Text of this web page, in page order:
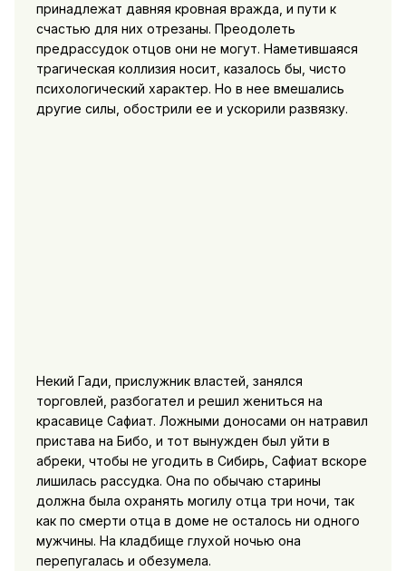
принадлежат давняя кровная вражда, и пути к
счастью для них отрезаны. Преодолеть
предрассудок отцов они не могут. Наметившаяся
трагическая коллизия носит, казалось бы, чисто
психологический характер. Но в нее вмешались
другие силы, обострили ее и ускорили развязку.
Некий Гади, прислужник властей, занялся
торговлей, разбогател и решил жениться на
красавице Сафиат. Ложными доносами он натравил
пристава на Бибо, и тот вынужден был уйти в
абреки, чтобы не угодить в Сибирь, Сафиат вскоре
лишилась рассудка. Она по обычаю старины
должна была охранять могилу отца три ночи, так
как по смерти отца в доме не осталось ни одного
мужчины. На кладбище глухой ночью она
перепугалась и обезумела.